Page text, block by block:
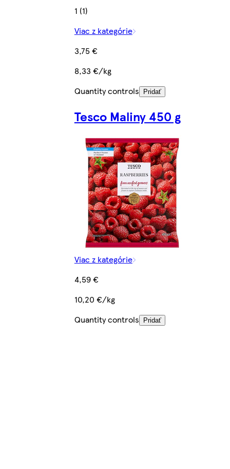
1 (1)
Viac z kategórie
3,75 €
8,33 €/kg
Quantity controls
Pridať
Tesco Maliny 450 g
Viac z kategórie
4,59 €
10,20 €/kg
Quantity controls
Pridať